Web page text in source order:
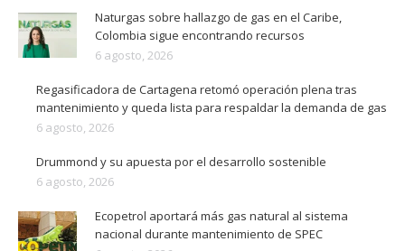
Naturgas sobre hallazgo de gas en el Caribe,
Colombia sigue encontrando recursos
6 agosto, 2026
Regasificadora de Cartagena retomó operación plena tras
mantenimiento y queda lista para respaldar la demanda de gas
6 agosto, 2026
Drummond y su apuesta por el desarrollo sostenible
6 agosto, 2026
Ecopetrol aportará más gas natural al sistema
nacional durante mantenimiento de SPEC